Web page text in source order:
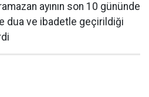
ayının son 10 gününde
dua ve ibadetle geçirildiği